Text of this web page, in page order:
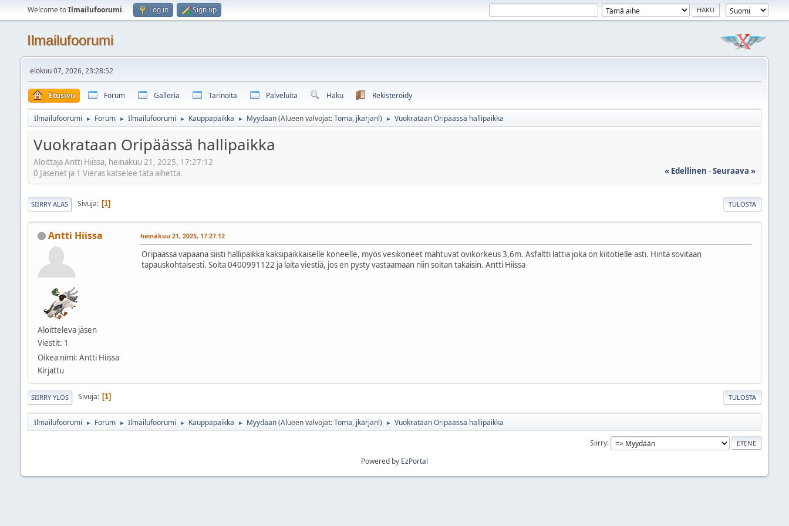
Welcome toIlmailufoorumi. Log in Sign up
Ilmailufoorumi
elokuu 07, 2026, 23:28:52
Etusivu Forum Galleria Tarinoita Palveluita Haku Rekisteröidy
Ilmailufoorumi ► Forum ► Ilmailufoorumi ► Kauppapaikka ► Myydään (Alueen valvojat:Toma, jkarjanl) ► Vuokrataan Oripäässä hallipaikka
Vuokrataan Oripäässä hallipaikka
Aloittaja Antti Hiissa, heinäkuu 21, 2025, 17:27:12
« Edellinen -Seuraava »
0 Jäsenet ja 1 Vieras katselee tätä aihetta.
TULOSTA
SIIRRY ALAS Sivuja 1
Antti Hiissa
Aloitteleva jäsen
Viestit: 1
Oikea nimi: Antti Hiissa
Kirjattu
heinäkuu 21, 2025, 17:27:12
Oripäässä vapaana siisti hallipaikka kaksipaikkaiselle koneelle, myös vesikoneet mahtuvat ovikorkeus 3,6m. Asfaltti lattia joka on kiitotielle asti. Hinta sovitaan
tapauskohtaisesti. Soita 0400991122 ja laita viestiä, jos en pysty vastaamaan niin soitan takaisin. Antti Hiissa
TULOSTA
SIIRRY YLÖS Sivuja 1
Ilmailufoorumi ► Forum ► Ilmailufoorumi ► Kauppapaikka ► Myydään (Alueen valvojat:Toma, jkarjanl) ► Vuokrataan Oripäässä hallipaikka
Siirry
Powered by EzPortal